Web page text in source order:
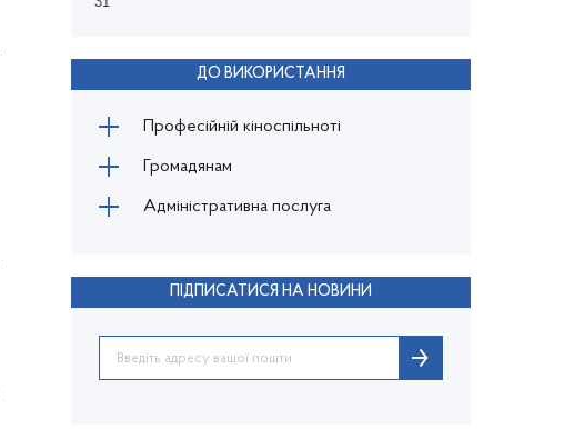
ДО ВИКОРИСТАННЯ
Професійній кіноспільноті
Громадянам
Адміністративна послуга
ПІДПИСАТИСЯ НА НОВИНИ